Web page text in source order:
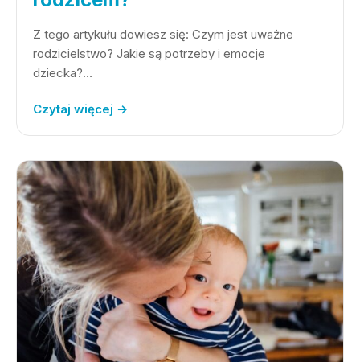
Z tego artykułu dowiesz się: Czym jest uważne
rodzicielstwo? Jakie są potrzeby i emocje
dziecka?…
Czytaj więcej →